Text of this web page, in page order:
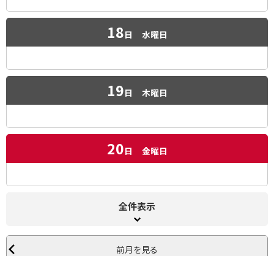
18日 水曜日
19日 木曜日
20日 金曜日
全件表示
前月を見る